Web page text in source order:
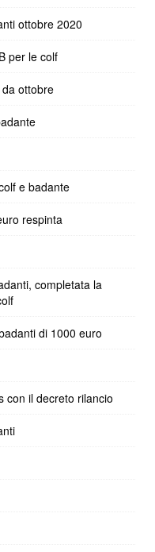
ottobre 2020
per le colf
ottobre
e badante
respinta
completata la
di 1000 euro
con il decreto rilancio